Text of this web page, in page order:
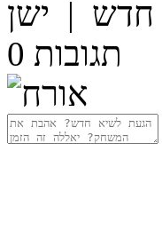
חדש | ישן
0 תגובות